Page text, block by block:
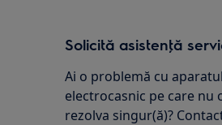
Solicită asistenţă
Ai o problemă cu
electrocasnic pe care nu
rezolva singur(ă)?